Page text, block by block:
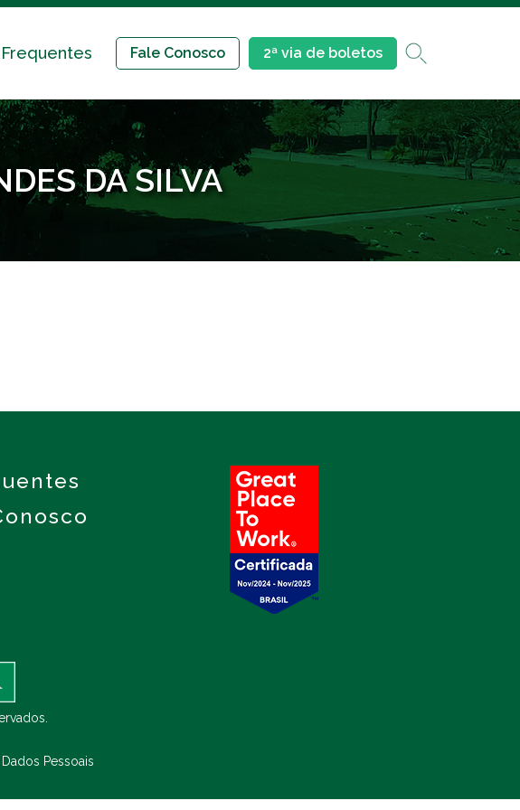
Fale Conosco 2ª via de boletos
DA SILVA
Pessoais